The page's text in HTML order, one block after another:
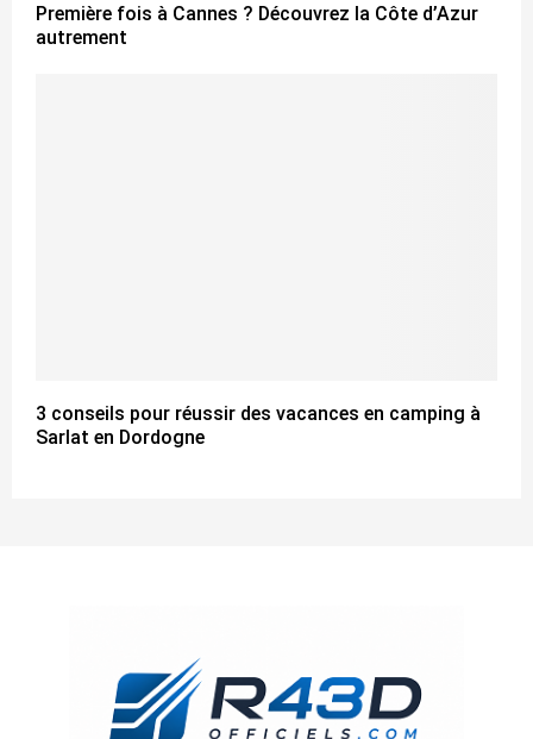
Première fois à Cannes ? Découvrez la Côte d’Azur
autrement
3 conseils pour réussir des vacances en camping à
Sarlat en Dordogne